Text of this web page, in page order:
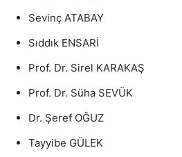
Sevinç ATABAY
Sıddık ENSARİ
Prof. Dr. Sirel KARAKAŞ
Prof. Dr. Süha SEVÜK
Dr. Şeref OĞUZ
Tayyibe GÜLEK